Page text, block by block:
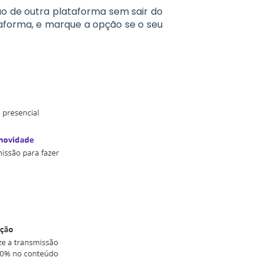
de outra plataforma sem sair do
e marque a opção se o seu